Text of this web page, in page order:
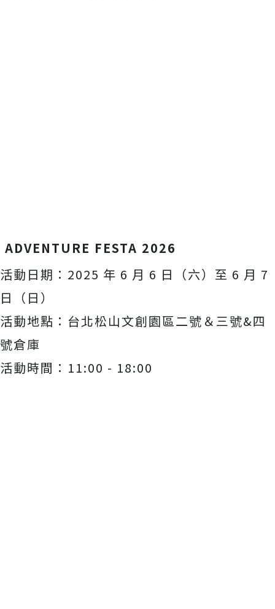
ADVENTURE FESTA 2026
活動日期：2025 年 6 月 6 日（六）至 6 月 7
日（日）
活動地點：台北松山文創園區二號＆三號&四
號倉庫
活動時間：11:00 - 18:00